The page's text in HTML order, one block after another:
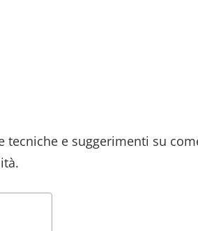
e suggerimenti su